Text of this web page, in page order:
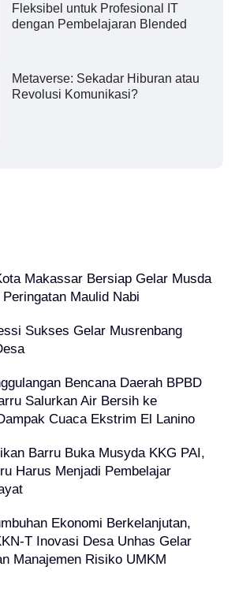
Fleksibel untuk Profesional IT
dengan Pembelajaran Blended
Metaverse: Sekadar Hiburan atau
Revolusi Komunikasi?
Makassar Bersiap Gelar Musda
Maulid Nabi
Sukses Gelar Musrenbang
Bencana Daerah BPBD
Salurkan Air Bersih ke
Cuaca Ekstrim El Lanino
Barru Buka Musyda KKG PAI,
Harus Menjadi Pembelajar
Ekonomi Berkelanjutan,
T Inovasi Desa Unhas Gelar
Manajemen Risiko UMKM